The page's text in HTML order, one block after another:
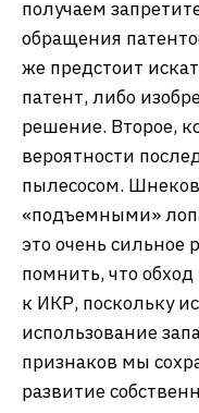
получаем
обращения
же предстоит
патент, либо
решение. Второе,
вероятности
пылесосом.
«подъемными»
это очень сильное
помнить, что
к ИКР, поскольку
использование
признаков мы
развитие